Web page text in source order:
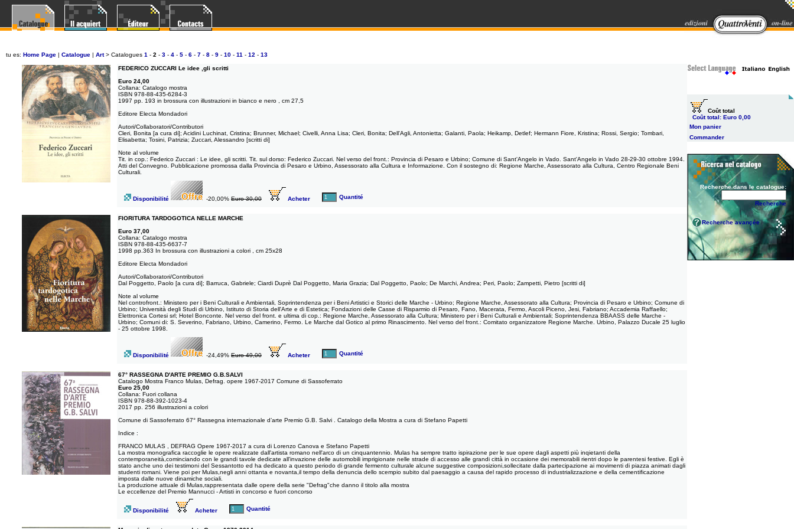
tu es: Home Page | Catalogue | Art> Catalogues 1 - 2 - 3 - 4 - 5 - 6 - 7 - 8 - 9 - 10 - 11 - 12 - 13
FEDERICO ZUCCARI Le idee ,gli scritti
Euro 24,00
Collana: Catalogo mostra
ISBN 978-88-435-6284-3
1997 pp. 193 in brossura con illustrazioni in bianco e nero , cm 27,5
Editore Electa Mondadori
Autori/Collaboratori/Contributori
Cleri, Bonita [a cura di]; Acidini Luchinat, Cristina; Brunner, Michael; Civelli, Anna Lisa; Cleri, Bonita; Dell'Agli, Antonietta; Galanti, Paola; Heikamp, Detlef; Hermann Fiore, Kristina; Rossi, Sergio; Tombari,
Elisabetta; Tosini, Patrizia; Zuccari, Alessandro [scritti di]
Note al volume
Tit. in cop.: Federico Zuccari : Le idee, gli scritti. Tit. sul dorso: Federico Zuccari. Nel verso del front.: Provincia di Pesaro e Urbino; Comune di Sant'Angelo in Vado. Sant'Angelo in Vado 28-29-30 ottobre 1994.
Atti del Convegno. Pubblicazione promossa dalla Provincia di Pesaro e Urbino, Assessorato alla Cultura e Informazione. Con il sostegno di: Regione Marche, Assessorato alla Cultura, Centro Regionale Beni
Culturali.
Disponibilité -20,00% Euro 30,00 Acheter Quantité
FIORITURA TARDOGOTICA NELLE MARCHE
Euro 37,00
Collana: Catalogo mostra
ISBN 978-88-435-6637-7
1998 pp.363 In brossura con illustrazioni a colori , cm 25x28
Editore Electa Mondadori
Autori/Collaboratori/Contributori
Dal Poggetto, Paolo [a cura di]; Barruca, Gabriele; Ciardi Duprè Dal Poggetto, Maria Grazia; Dal Poggetto, Paolo; De Marchi, Andrea; Peri, Paolo; Zampetti, Pietro [scritti di]
Note al volume
Nel controfront.: Ministero per i Beni Culturali e Ambientali, Soprintendenza per i Beni Artistici e Storici delle Marche - Urbino; Regione Marche, Assessorato alla Cultura; Provincia di Pesaro e Urbino; Comune di
Urbino; Università degli Studi di Urbino, Istituto di Storia dell'Arte e di Estetica; Fondazioni delle Casse di Risparmio di Pesaro, Fano, Macerata, Fermo, Ascoli Piceno, Jesi, Fabriano; Accademia Raffaello;
Elettronica Cortesi srl; Hotel Bonconte. Nel verso del front. e ultima di cop.: Regione Marche, Assessorato alla Cultura; Ministero per i Beni Culturali e Ambientali; Soprintendenza BBAASS delle Marche -
Urbino; Comuni di: S. Severino, Fabriano, Urbino, Camerino, Fermo. Le Marche dal Gotico al primo Rinascimento. Nel verso del front.: Comitato organizzatore Regione Marche. Urbino, Palazzo Ducale 25 luglio
- 25 ottobre 1998.
Disponibilité -24,49% Euro 49,00 Acheter Quantité
67° RASSEGNA D'ARTE PREMIO G.B.SALVI
Catalogo Mostra Franco Mulas, Defrag. opere 1967-2017 Comune di Sassoferrato
Euro 25,00
Collana: Fuori collana
ISBN 978-88-392-1023-4
2017 pp. 256 illustrazioni a colori
Comune di Sassoferrato 67° Rassegna internazionale d’arte Premio G.B. Salvi . Catalogo della Mostra a cura di Stefano Papetti
Indice :
FRANCO MULAS , DEFRAG Opere 1967-2017 a cura di Lorenzo Canova e Stefano Papetti
La mostra monografica raccoglie le opere realizzate dall'artista romano nell'arco di un cinquantennio. Mulas ha sempre tratto ispirazione per le sue opere dagli aspetti più inqietanti della
contemporaneità,cominciando con le grandi tavole dedicate all'invazione delle automobili imprigionate nelle strade di accesso alle grandi città in occasione dei memorabili rientri dopo le parentesi festive. Egli è
stato anche uno dei testimoni del Sessantotto ed ha dedicato a questo periodo di grande fermento culturale alcune suggestive composizioni,sollecitate dalla partecipazione ai movimenti di piazza animati dagli
studenti romani. Viene poi per Mulas,negli anni ottanta e novanta,il tempo della denuncia dello scempio subito dal paesaggio a causa del rapido processo di industrializzazione e della cementificazione
imposta dalle nuove dinamiche sociali.
La produzione attuale di Mulas,rappresentata dalle opere della serie "Defrag"che danno il titolo alla mostra
Le eccellenze del Premio Mannucci - Artisti in concorso e fuori concorso
Disponibilité Acheter Quantité
Coût total
Coût total: Euro 0,00
Mon panier
Commander
Recherche dans le catalogue:
Recherche
Recherche avançée